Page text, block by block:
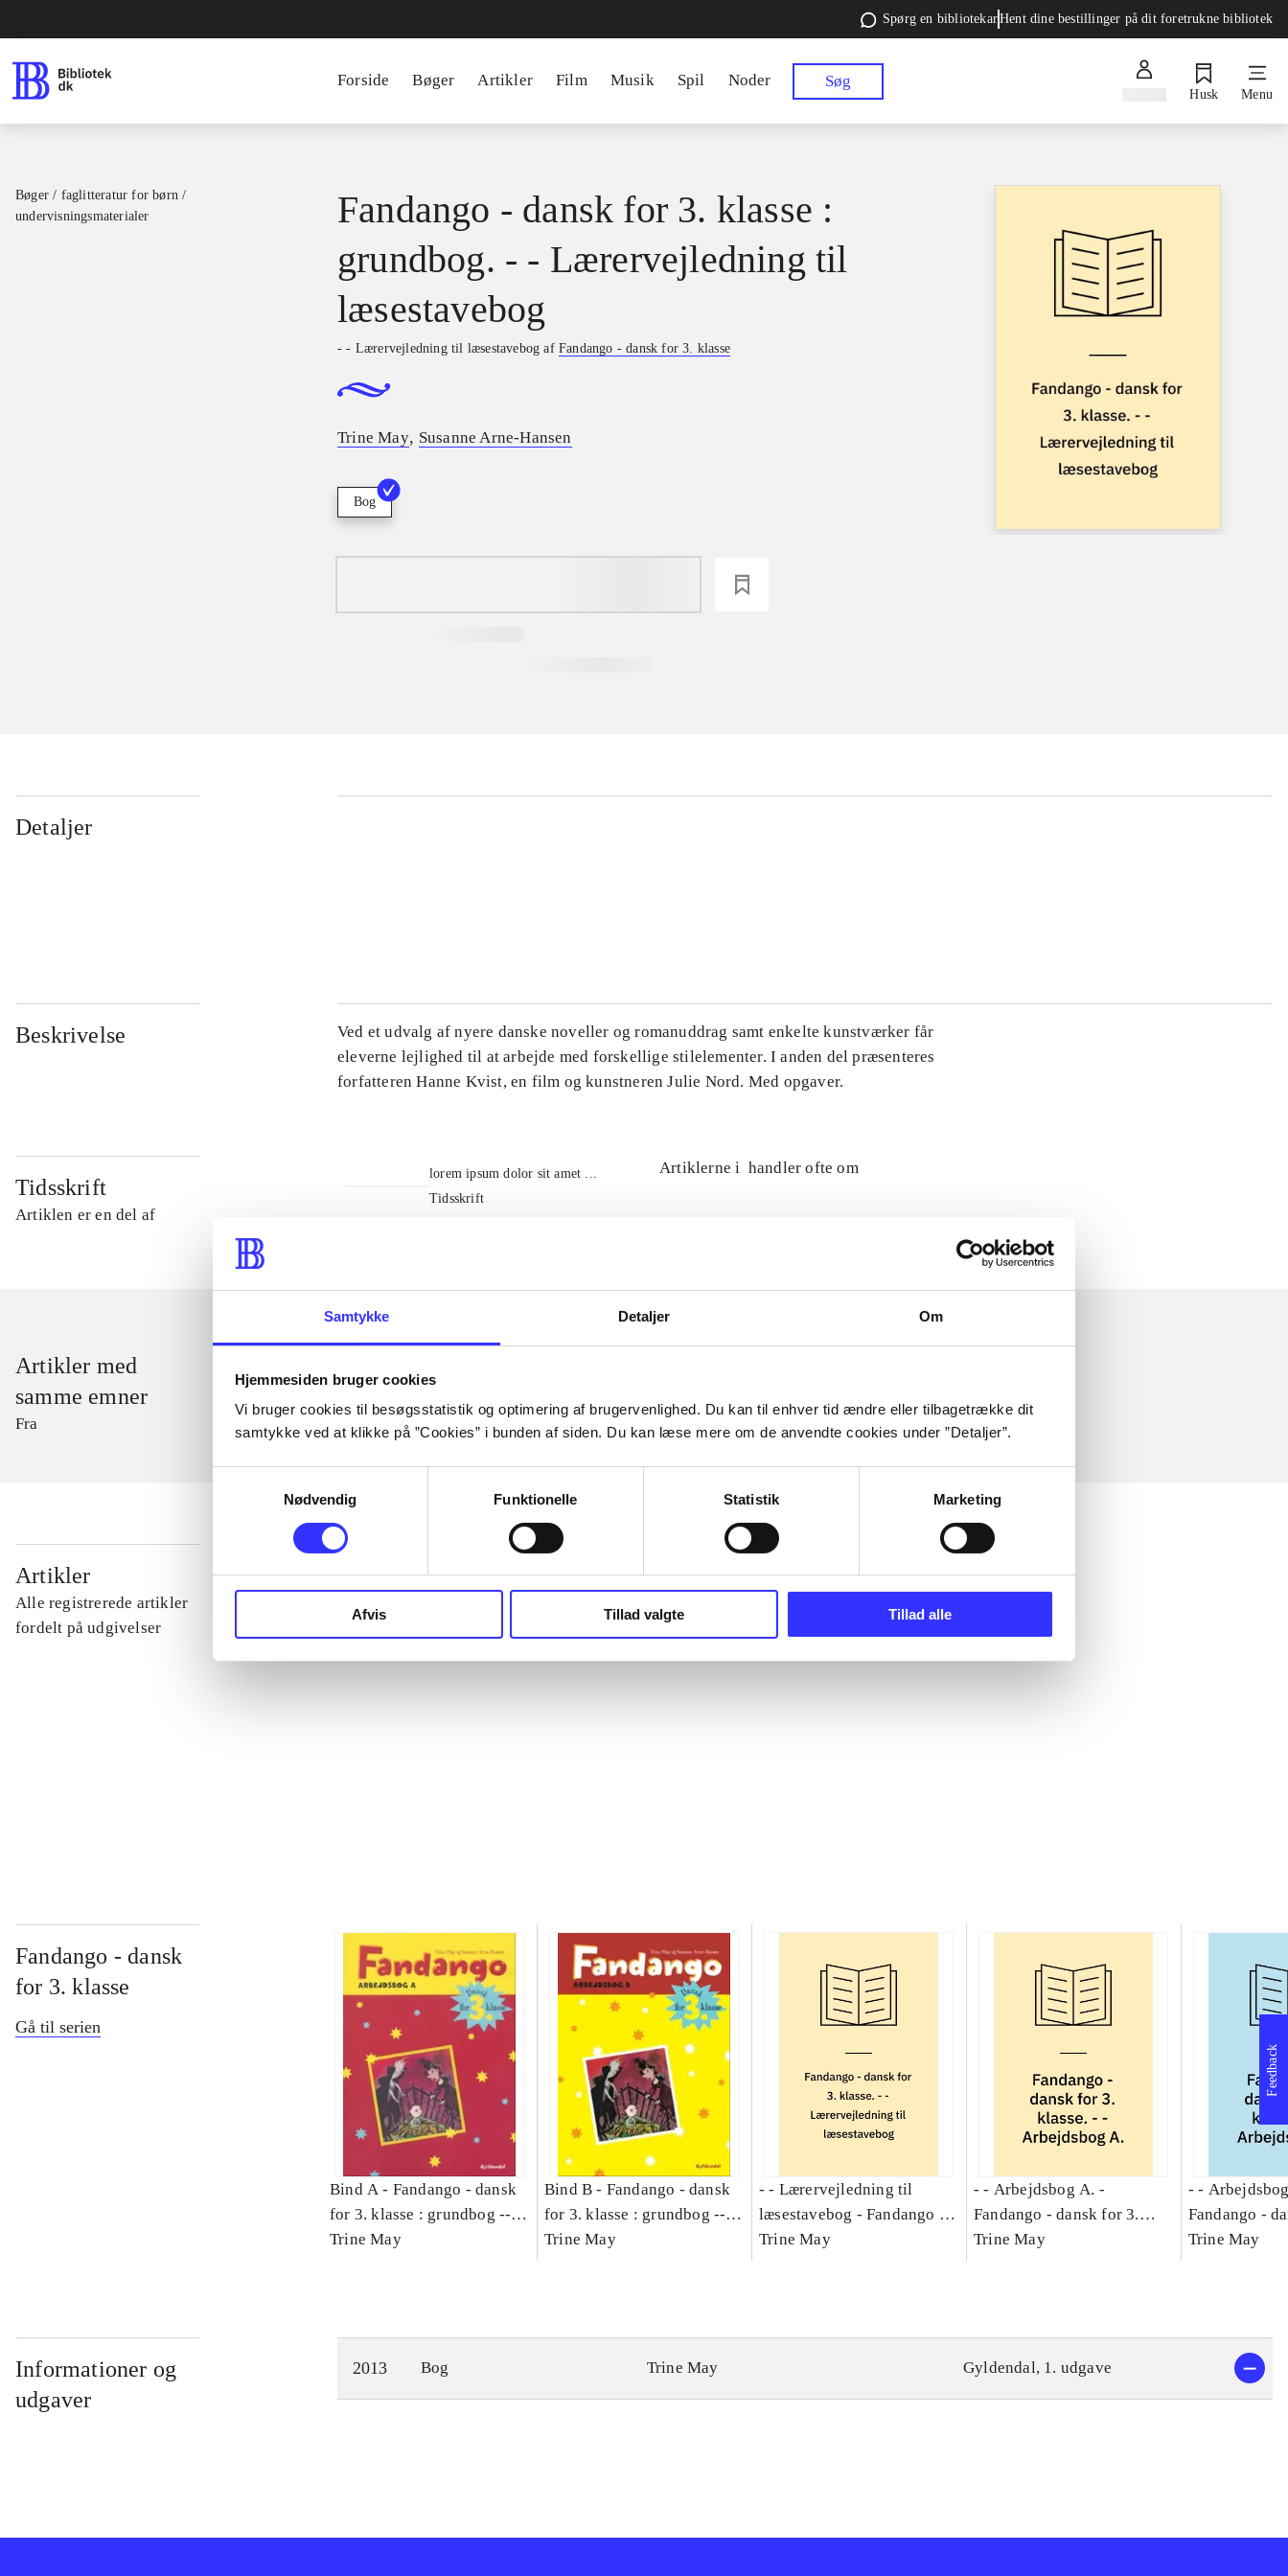
Samtykke Detaljer Om
Hjemmesiden bruger cookies
Vi bruger cookies til besøgsstatistik og optimering af brugervenlighed. Du kan til enhver tid ændre eller tilbagetrække dit
samtykke ved at klikke på ”Cookies” i bunden af siden. Du kan læse mere om de anvendte cookies under ”Detaljer”.
Nødvendig
Funktionelle Statistik Marketing
Afvis Tillad valgte Tillad alle
Spørg en bibliotekarHent dine bestillinger på dit foretrukne bibliotek
Forside Bøger Artikler Film Musik Spil Noder Søg
Husk Menu
Bøger / faglitteratur for børn /
undervisningsmaterialer
Fandango - dansk for 3. klasse :
grundbog. - - Lærervejledning til
læsestavebog
- - Lærervejledning til læsestavebog af Fandango - dansk for 3. klasse
Trine May, Susanne Arne-Hansen
Bog
Detaljer
Beskrivelse
Ved et udvalg af nyere danske noveller og romanuddrag samt enkelte kunstværker får
eleverne lejlighed til at arbejde med forskellige stilelementer. I anden del præsenteres
forfatteren Hanne Kvist, en film og kunstneren Julie Nord. Med opgaver.
Tidsskrift
Artiklen er en del af
lorem ipsum dolor sit amet ...
Tidsskrift
Artiklerne i handler ofte om
Artikler med
samme emner
Fra
Artikler
Alle registrerede artikler
fordelt på udgivelser
Fandango - dansk
for 3. klasse
Gå til serien
Bind A - Fandango - dansk
for 3. klasse : grundbog --
Arbejdsbog. Bind A
Trine May
Bind B - Fandango - dansk
for 3. klasse : grundbog --
Arbejdsbog. Bind B
Trine May
- - Lærervejledning til
læsestavebog - Fandango -
dansk for 3. klasse :
Trine May
- - Arbejdsbog A. -
Fandango - dansk for 3.
klasse : grundbog. - -
Trine May
- -
Fandango -
klasse :
Trine May
Informationer og
udgaver
2013 Bog Trine May Gyldendal, 1. udgave
Feedback